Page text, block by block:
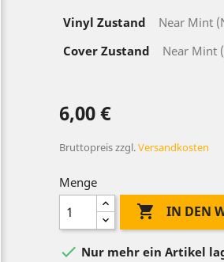
Vinyl Zustand
Near Mint
Cover Zustand
Near Mint
6,00 €
Bruttopreiszzgl.Versandkosten
Menge
 IN DEN
 Nur mehr ein Artikel